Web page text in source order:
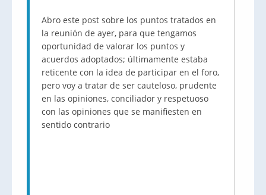
Abro este post sobre los puntos tratados en
la reunión de ayer, para que tengamos
oportunidad de valorar los puntos y
acuerdos adoptados; últimamente estaba
reticente con la idea de participar en el foro,
pero voy a tratar de ser cauteloso, prudente
en las opiniones, conciliador y respetuoso
con las opiniones que se manifiesten en
sentido contrario